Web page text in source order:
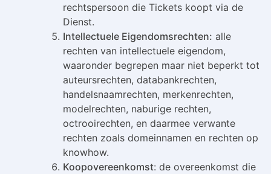
rechtspersoon die Tickets koopt via de
Dienst.
Intellectuele Eigendomsrechten: alle
rechten van intellectuele eigendom,
waaronder begrepen maar niet beperkt tot
auteursrechten, databankrechten,
handelsnaamrechten, merkenrechten,
modelrechten, naburige rechten,
octrooirechten, en daarmee verwante
rechten zoals domeinnamen en rechten op
knowhow.
Koopovereenkomst: de overeenkomst die